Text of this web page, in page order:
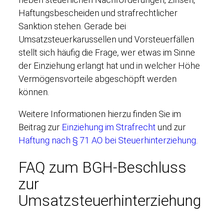
Haftungsbescheiden und strafrechtlicher
Sanktion stehen. Gerade bei
Umsatzsteuerkarussellen und Vorsteuerfällen
stellt sich häufig die Frage, wer etwas im Sinne
der Einziehung erlangt hat und in welcher Höhe
Vermögensvorteile abgeschöpft werden
können.
Weitere Informationen hierzu finden Sie im
Beitrag zur Einziehung im Strafrecht und zur
Haftung nach § 71 AO bei Steuerhinterziehung.
FAQ zum BGH-Beschluss
zur
Umsatzsteuerhinterziehung